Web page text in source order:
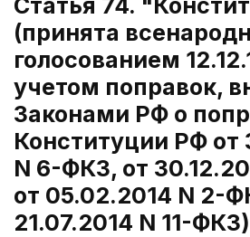
Статья 74.
(принята
голосованием
учетом поправок,
Законами РФ о
Конституции РФ от
N 6-ФКЗ, от
от 05.02.2014 N 2-
21.07.2014 N 11-ФКЗ)